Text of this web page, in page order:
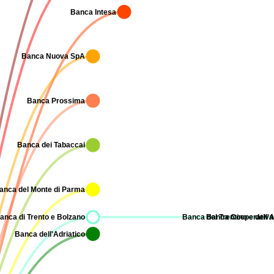
Banca
Banca del Trentino e
di Trento e Bolzano
Banca dell'Adriatico
del Monte di Parma
Banca dei Tabaccai
Banca Prossima
Banca Nuova SpA
Banca Intesa